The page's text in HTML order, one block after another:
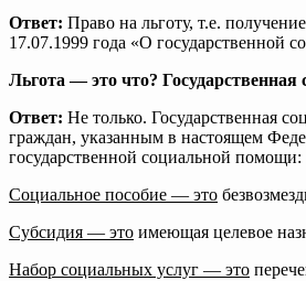
Ответ: Право на льготу, т.е.
17.07.1999 года «О государственной
Льгота — это что?
Ответ: Не только. Государственная
граждан, указанным в настоящем
государственной социальной помощи:
Социальное пособие — это
Субсидия — это имеющая целевое
Набор социальных услуг — это